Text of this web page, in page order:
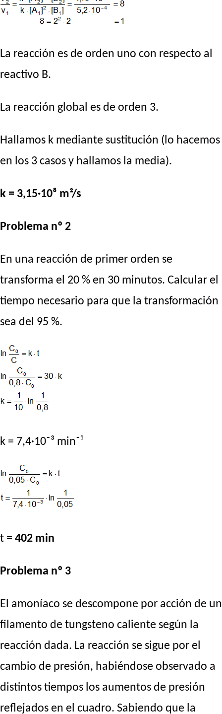
La reacción es de orden uno con respecto al
reactivo B.
La reacción global es de orden 3.
Hallamos k mediante sustitución (lo hacemos
en los 3 casos y hallamos la media).
k = 3,15·10⁸ m²/s
Problema nº 2
En una reacción de primer orden se
transforma el 20 % en 30 minutos. Calcular el
tiempo necesario para que la transformación
sea del 95 %.
k = 7,4·10⁻³ min⁻¹
t = 402 min
Problema nº 3
El amoníaco se descompone por acción de un
filamento de tungsteno caliente según la
reacción dada. La reacción se sigue por el
cambio de presión, habiéndose observado a
distintos tiempos los aumentos de presión
reflejados en el cuadro. Sabiendo que la